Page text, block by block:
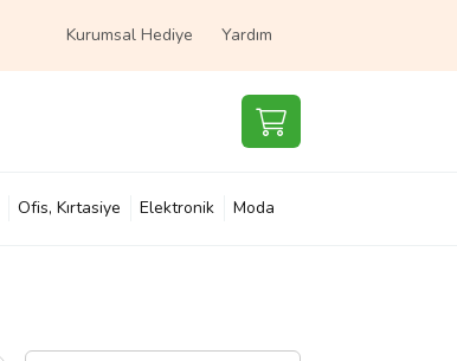
Kurumsal Hediye Yardım
Ofis, Kırtasiye Elektronik Moda